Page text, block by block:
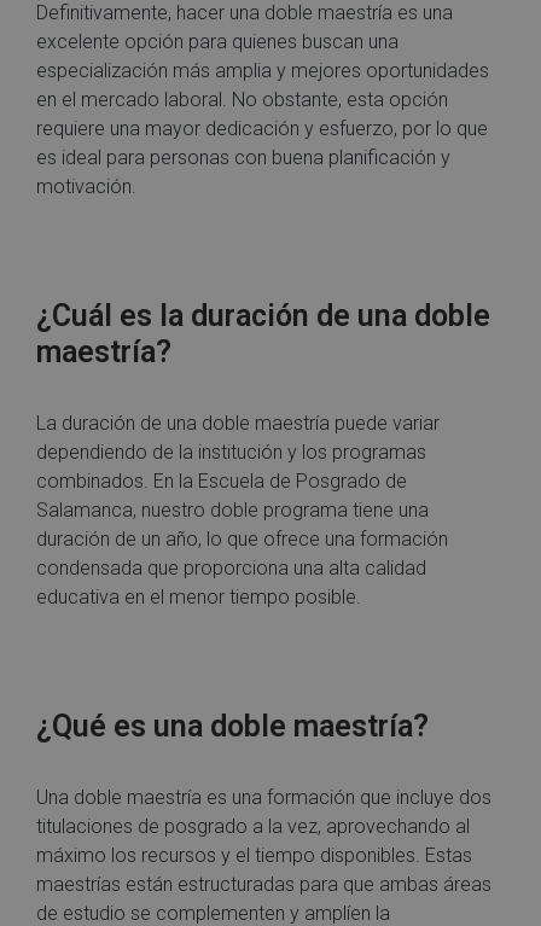
Definitivamente, hacer una doble maestría es una
excelente opción para quienes buscan una
especialización más amplia y mejores oportunidades
en el mercado laboral. No obstante, esta opción
requiere una mayor dedicación y esfuerzo, por lo que
es ideal para personas con buena planificación y
motivación.
¿Cuál es la duración de una doble
maestría?
La duración de una doble maestría puede variar
dependiendo de la institución y los programas
combinados. En la Escuela de Posgrado de
Salamanca, nuestro doble programa tiene una
duración de un año, lo que ofrece una formación
condensada que proporciona una alta calidad
educativa en el menor tiempo posible.
¿Qué es una doble maestría?
Una doble maestría es una formación que incluye dos
titulaciones de posgrado a la vez, aprovechando al
máximo los recursos y el tiempo disponibles. Estas
maestrías están estructuradas para que ambas áreas
de estudio se complementen y amplíen la